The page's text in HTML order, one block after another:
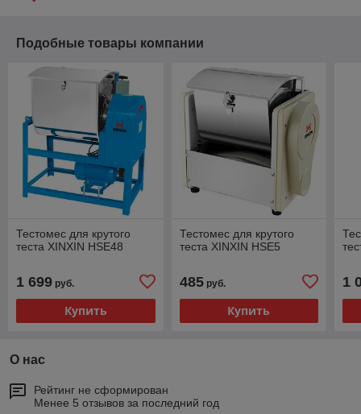
Подобные товары компании
Тестомес для крутого
теста XINXIN HSE48
1 699 руб.
Купить
Тестомес для крутого
теста XINXIN HSE5
485руб.
Купить
1
О нас
Рейтинг не сформирован
Менее 5 отзывов за последний год